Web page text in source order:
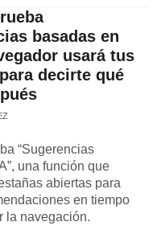
basadas en
usará tus
decirte qué
“Sugerencias
una función que
abiertas para
en tiempo
la navegación.